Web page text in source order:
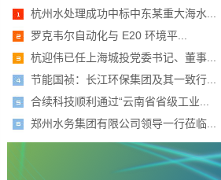
杭州水处理成功中标中东某重大海水...
罗克韦尔自动化与 E20 环境平...
杭迎伟已任上海城投党委书记、董事...
节能国祯：长江环保集团及其一致行...
合续科技顺利通过“云南省省级工业...
郑州水务集团有限公司领导一行莅临...